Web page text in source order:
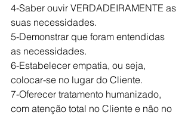
4-Saber ouvir VERDADEIRAMENTE as
suas necessidades.
5-Demonstrar que foram entendidas
as necessidades.
6-Estabelecer empatia, ou seja,
colocar-se no lugar do Cliente.
7-Oferecer tratamento humanizado,
com atenção total no Cliente e não no